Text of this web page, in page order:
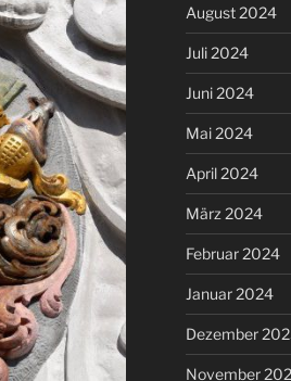
August 2024
Juli 2024
Juni 2024
Mai 2024
April 2024
März 2024
Februar 2024
Januar 2024
Dezember
November